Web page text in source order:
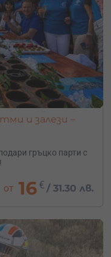
и залези –
гръцко парти с
от 16€ /31.30 лв.